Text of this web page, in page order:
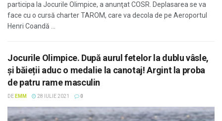
participa la Jocurile Olimpice, a anunţat COSR. Deplasarea se va
face cu o cursă charter TAROM, care va decola de pe Aeroportul
Henri Coandă ...
Jocurile Olimpice. După aurul fetelor la dublu vâsle,
și băieții aduc o medalie la canotaj! Argint la proba
de patru rame masculin
DE EMM 28 IULIE 2021 0